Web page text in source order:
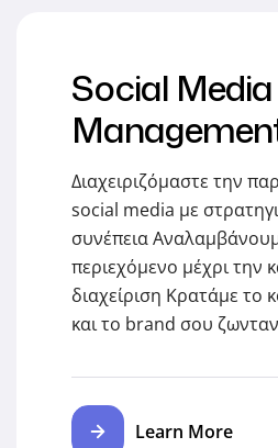
Social Media
Διαχειριζόμαστε την
social media με
συνέπεια
περιεχόμενο μέχρι την
διαχείριση Κρατάμε το
και το brand σου
Learn More